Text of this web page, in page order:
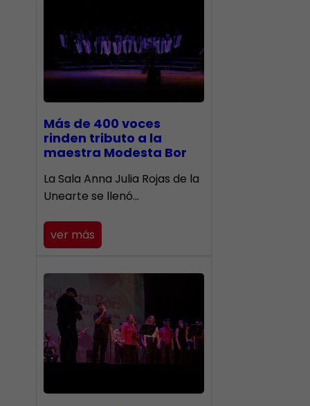
Más de 400 voces
rinden tributo a la
maestra Modesta Bor
​La Sala Anna Julia Rojas de la
Unearte se llenó…
ver más